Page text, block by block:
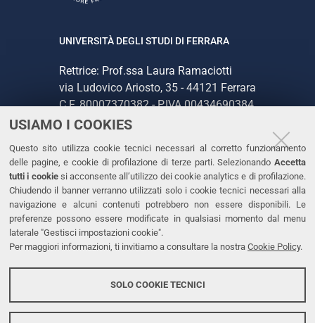
USIAMO I COOKIES
Questo sito utilizza cookie tecnici necessari al corretto funzionamento
delle pagine, e cookie di profilazione di terze parti. Selezionando Accetta
tutti i cookiesi acconsente all’utilizzo dei cookie analytics e di profilazione.
Chiudendo il banner verranno utilizzati solo i cookie tecnici necessari alla
navigazione e alcuni contenuti potrebbero non essere disponibili. Le
preferenze possono essere modificate in qualsiasi momento dal menu
laterale "Gestisci impostazioni cookie".
Per maggiori informazioni, ti invitiamo a consultare la nostra Cookie Policy.
SOLO COOKIE TECNICI
UNIVERSITÀ DEGLI STUDI DI FERRARA
Rettrice: Prof.ssa Laura Ramaciotti
via Ludovico Ariosto, 35 - 44121 Ferrara
C.F. 80007370382 - P.IVA 00434690384
CONTATTI
Tel. +39 0532 293111
Fax. +39 0532 293031
PEC
LINKS
Accessibilità
Protezione dati personali